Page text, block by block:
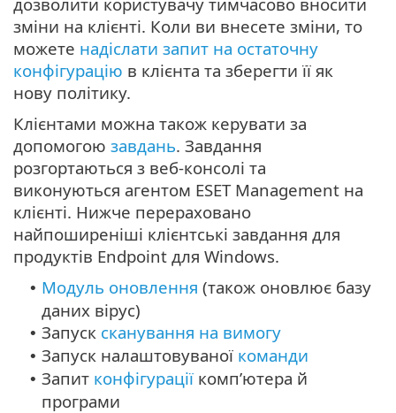
зміни на клієнті. Коли ви внесете зміни, то
можете надіслати запит на остаточну
конфігурацію в клієнта та зберегти її як
нову політику.
Клієнтами можна також керувати за
допомогою завдань. Завдання
розгортаються з веб-консолі та
виконуються агентом ESET Management на
клієнті. Нижче перераховано
найпоширеніші клієнтські завдання для
продуктів Endpoint для Windows.
• Модуль оновлення (також оновлює базу
даних вірус)
• Запуск сканування на вимогу
• Запуск налаштовуваної команди
• Запит конфігурації комп’ютера й
програми